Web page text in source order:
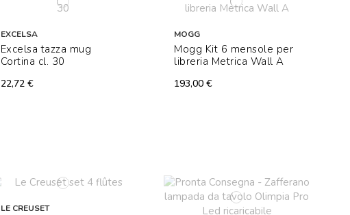
EXCELSA
Excelsa tazza mug
Cortina cl. 30
22,72 €
MOGG
Mogg Kit 6 mensole per
libreria Metrica Wall A
193,00 €
LE CREUSET